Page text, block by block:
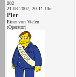
002
21.03.2007, 20:11 Uhr
Pler
Einer von Vielen
(Operator)